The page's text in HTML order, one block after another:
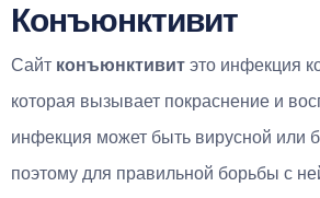
Конъюнктивит
Сайт конъюнктивит это инфекция
которая вызывает покраснение и
инфекция может быть вирусной или
поэтому для правильной борьбы с